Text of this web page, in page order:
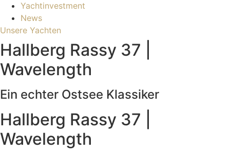
Yachtinvestment
News
Unsere Yachten
Hallberg Rassy 37 |
Wavelength
Ein echter Ostsee Klassiker​
Hallberg Rassy 37 |
Wavelength